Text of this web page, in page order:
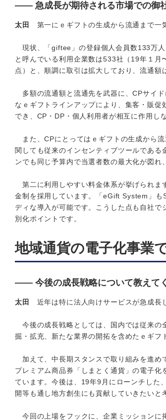
―― 急成長が期待される市場での御
太田 第一にｅギフトの生成から流通まで一
現状、「giftee」の登録個人会員数133万
と呼んでいる利用企業数は533社（19年１
点）と、順調に取引は拡大しており、流通額
多額の流通額と流通先を武器に、CPサイ
なｅギフトラインアップにより、集客・販
でき、CP・DP・個人利用者が相互に作用し
また、CPにとってはｅギフトの生成から
関しても従来のインセンティブツールであ
ンでも同じ予算内で当選者数の最大化が図れ
第二に利用しやすい料金体系が挙げられま
金制を採用しています。「eGift System」も
ディな導入が可能です。こうした点も自社
別化ポイントです。
地域通貨の電子化事業
―― 今後の成長戦略について教えてく
太田 近年は特に法人向けサービスが急成長
今後の成長戦略としては、国内では従来の
掘・拡充、新たな業界の開拓を含めたｅギフ
加えて、中長期スタンスで取り組みを進め
プレミアム商品券「しまとく通貨」の電子
ています。今後は、19年9月にローンチした
開等も通し地方創生にも貢献していきたいと
今回の上場をフックに、企業ミッションに